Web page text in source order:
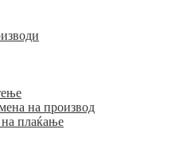
на производ
плаќање